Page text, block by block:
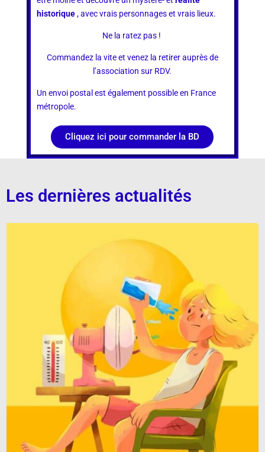
historique, avec vrais personnages et vrais lieux.
Ne la ratez pas !
Commandez la vite et venez la retirer auprès de
l’association sur RDV.
Un envoi postal est également possible en France
métropole.
Cliquez ici pour commander la BD
Les dernières actualités